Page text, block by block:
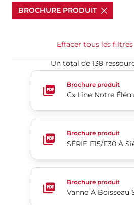
BROCHURE PRODUIT
Effacer tous les filtres
Un total de 138
Cx Line Notre Élément
Brochure produit
Cx Line Notre
SÉRIE F15/F30 À Siège
Brochure produit
Vanne À Boisseau
Brochure produit